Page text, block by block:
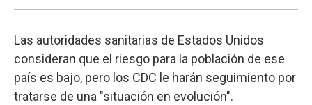
Las autoridades sanitarias de Estados Unidos
consideran que el riesgo para la población de ese
país es bajo, pero los CDC le harán seguimiento por
tratarse de una "situación en evolución".